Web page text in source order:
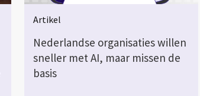
Artikel
Nederlandse organisaties willen
sneller met AI, maar missen de
basis